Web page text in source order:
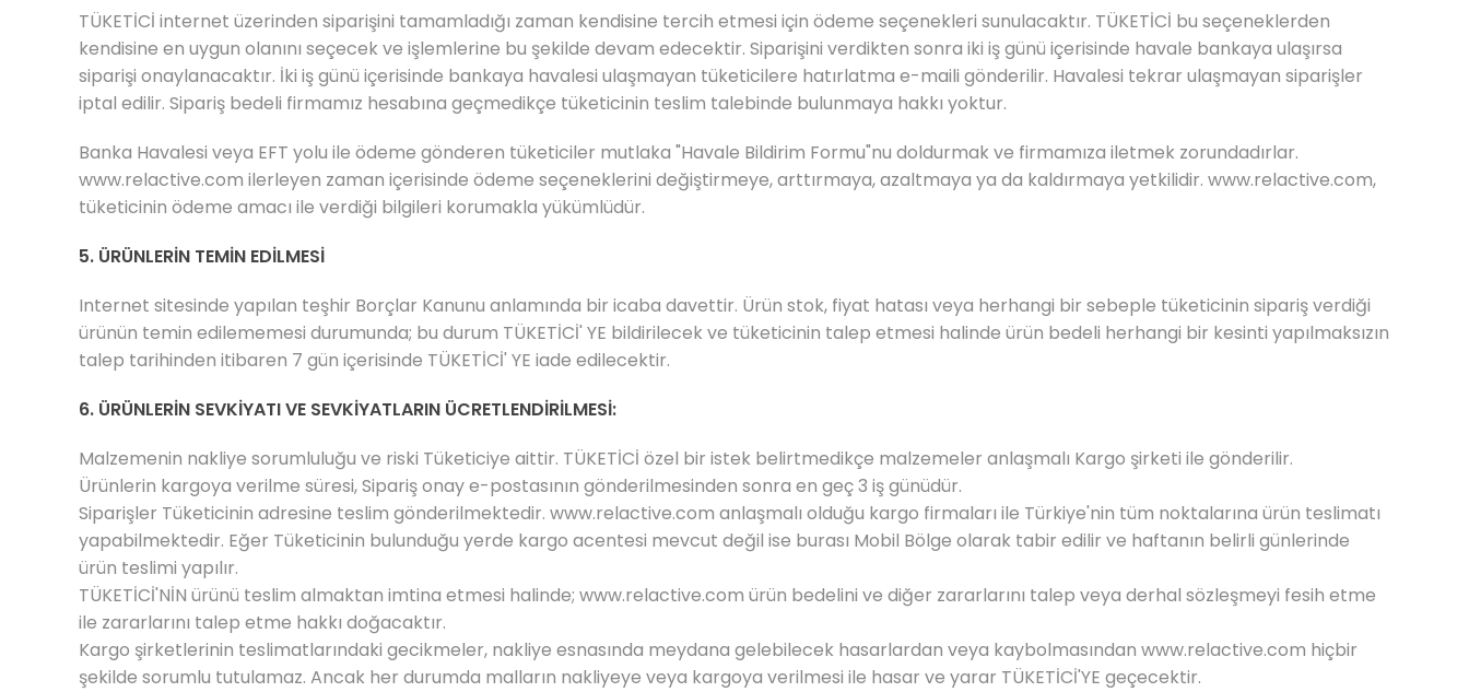
TÜKETİCİ internet üzerinden siparişini tamamladığı zaman kendisine tercih etmesi için ödeme seçenekleri sunulacaktır. TÜKETİCİ bu seçeneklerden
kendisine en uygun olanını seçecek ve işlemlerine bu şekilde devam edecektir. Siparişini verdikten sonra iki iş günü içerisinde havale bankaya ulaşırsa
siparişi onaylanacaktır. İki iş günü içerisinde bankaya havalesi ulaşmayan tüketicilere hatırlatma e-maili gönderilir. Havalesi tekrar ulaşmayan siparişler
iptal edilir. Sipariş bedeli firmamız hesabına geçmedikçe tüketicinin teslim talebinde bulunmaya hakkı yoktur.
Banka Havalesi veya EFT yolu ile ödeme gönderen tüketiciler mutlaka "Havale Bildirim Formu"nu doldurmak ve firmamıza iletmek zorundadırlar.
www.relactive.com ilerleyen zaman içerisinde ödeme seçeneklerini değiştirmeye, arttırmaya, azaltmaya ya da kaldırmaya yetkilidir. www.relactive.com,
tüketicinin ödeme amacı ile verdiği bilgileri korumakla yükümlüdür.
5. ÜRÜNLERİN TEMİN EDİLMESİ
Internet sitesinde yapılan teşhir Borçlar Kanunu anlamında bir icaba davettir. Ürün stok, fiyat hatası veya herhangi bir sebeple tüketicinin sipariş verdiği
ürünün temin edilememesi durumunda; bu durum TÜKETİCİ' YE bildirilecek ve tüketicinin talep etmesi halinde ürün bedeli herhangi bir kesinti yapılmaksızın
talep tarihinden itibaren 7 gün içerisinde TÜKETİCİ' YE iade edilecektir.
6. ÜRÜNLERİN SEVKİYATI VE SEVKİYATLARIN ÜCRETLENDİRİLMESİ:
Malzemenin nakliye sorumluluğu ve riski Tüketiciye aittir. TÜKETİCİ özel bir istek belirtmedikçe malzemeler anlaşmalı Kargo şirketi ile gönderilir.
Ürünlerin kargoya verilme süresi, Sipariş onay e-postasının gönderilmesinden sonra en geç 3 iş günüdür.
Siparişler Tüketicinin adresine teslim gönderilmektedir. www.relactive.com anlaşmalı olduğu kargo firmaları ile Türkiye'nin tüm noktalarına ürün teslimatı
yapabilmektedir. Eğer Tüketicinin bulunduğu yerde kargo acentesi mevcut değil ise burası Mobil Bölge olarak tabir edilir ve haftanın belirli günlerinde
ürün teslimi yapılır.
TÜKETİCİ'NİN ürünü teslim almaktan imtina etmesi halinde; www.relactive.com ürün bedelini ve diğer zararlarını talep veya derhal sözleşmeyi fesih etme
ile zararlarını talep etme hakkı doğacaktır.
Kargo şirketlerinin teslimatlarındaki gecikmeler, nakliye esnasında meydana gelebilecek hasarlardan veya kaybolmasından www.relactive.com hiçbir
şekilde sorumlu tutulamaz. Ancak her durumda malların nakliyeye veya kargoya verilmesi ile hasar ve yarar TÜKETİCİ'YE geçecektir.